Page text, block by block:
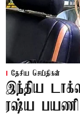
தேசிய செய்திகள்
இந்திய
ரஷ்ய பயணி